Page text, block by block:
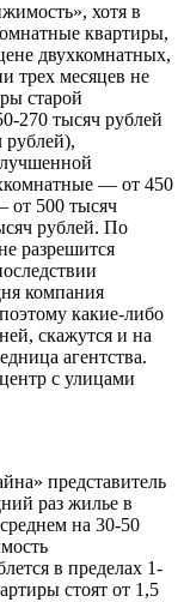
хотя в
квартиры,
двухкомнатных,
трех месяцев не
старой
270 тысяч рублей
— от 450
от 500 тысяч
рублей. По
разрешится
компания
какие-либо
скажутся и на
агентства.
с улицами
представитель
раз жилье в
на 30-50
в пределах 1-
стоят от 1,5